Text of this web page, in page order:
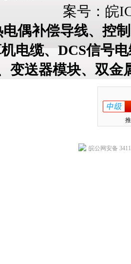
案号： 皖
电偶补偿导线、控
电缆、DCS信号
变送器模块、双金
皖公网安备